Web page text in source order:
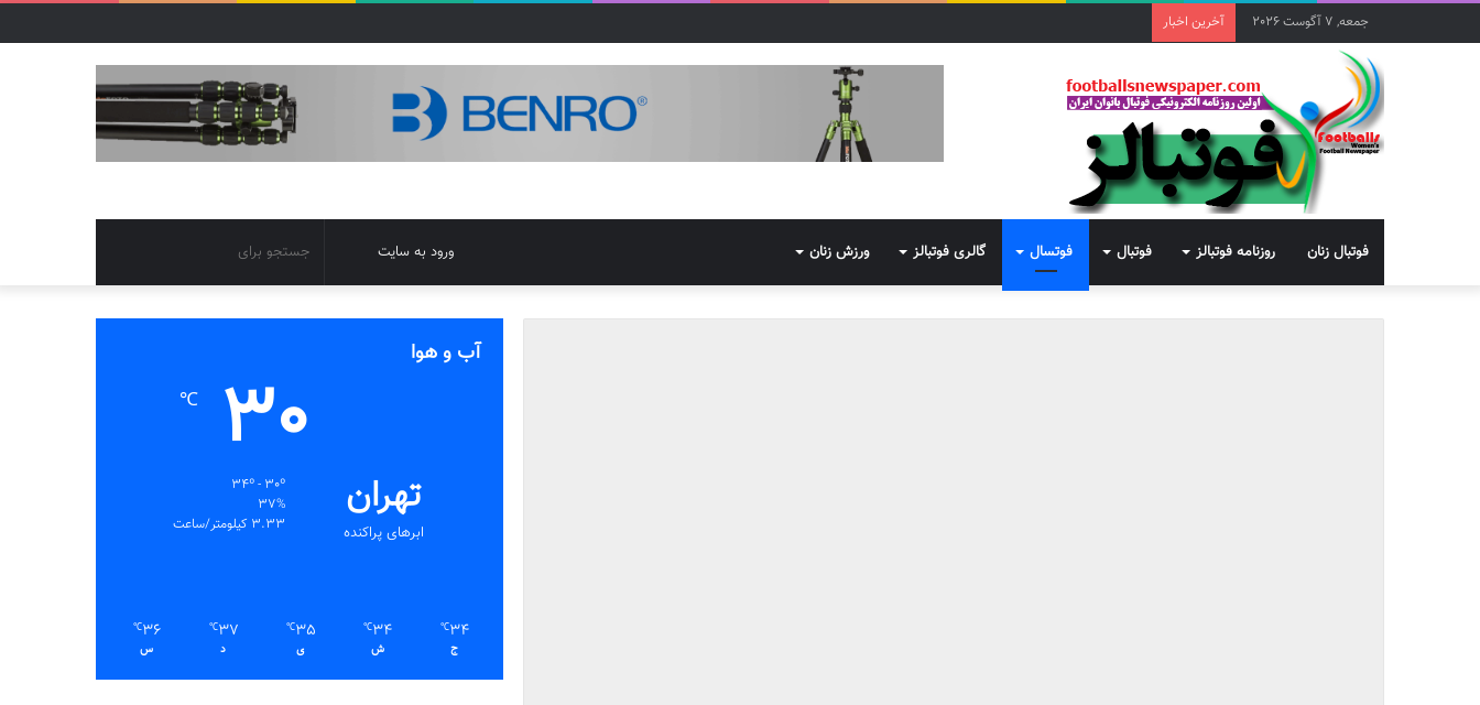
جمعه, 7 آگوست 2026 آخرین اخبار
فوتبال زنان روزنامه فوتبالز فوتبال فوتسال گالری فوتبالز ورزش زنان
برای
تغییر
پوسته
ورود به سایت
آب و هوا
تهران
ابرهای پراکنده
30
℃
37%
3.33 کیلومتر/ساعت
34
℃
ج
34
℃
ش
35
℃
ی
37
℃
د
36
℃
س